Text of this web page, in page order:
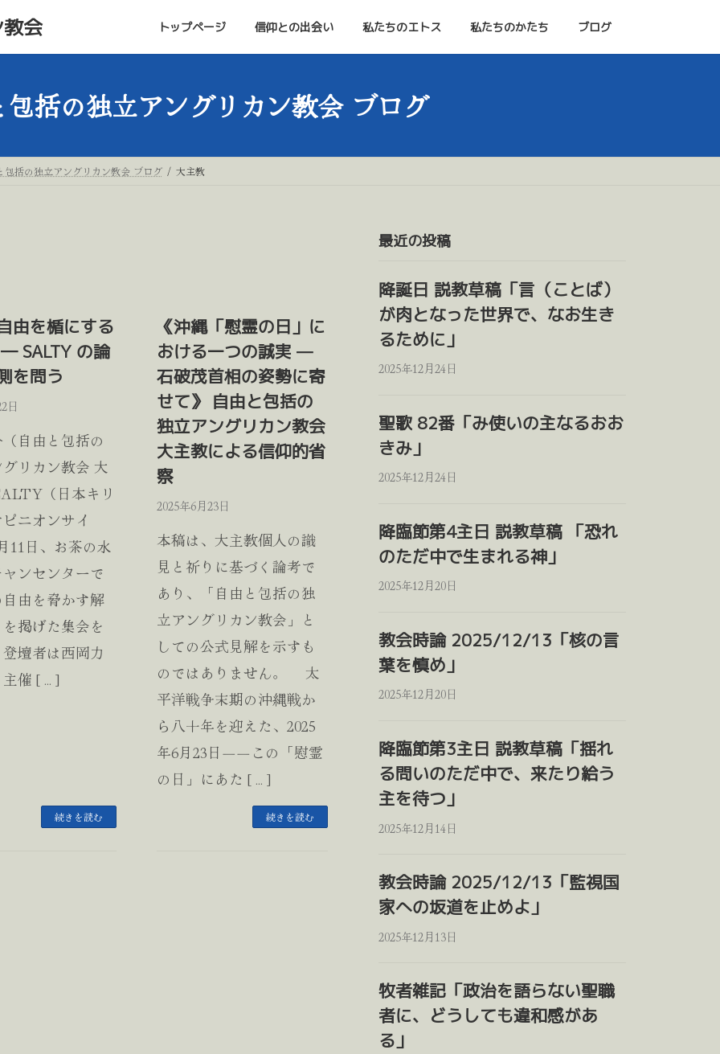
会 トップページ 信仰との出会い 私たちのエトス 私たちのかたち ブログ
包括の独立アングリカン教会 ブログ
包括の独立アングリカン教会 ブログ 大主教
由を楯にする
SALTY の論
を問う
日
自由と包括の
リカン教会 大
（日本キリ
ニオンサイ
11日、お茶の水
ンセンターで
自由を脅かす解
掲げた集会を
壇者は西岡力
主催 […]
続きを読む
《沖縄「慰霊の日」に
おける一つの誠実 —
石破茂首相の姿勢に寄
せて》 自由と包括の
独立アングリカン教会
大主教による信仰的省
察
2025年6月23日
本稿は、大主教個人の識
見と祈りに基づく論考で
あり、「自由と包括の独
立アングリカン教会」と
しての公式見解を示すも
のではありません。 太
平洋戦争末期の沖縄戦か
ら八十年を迎えた、2025
年6月23日――この「慰霊
の日」にあた […]
続きを読む
最近の投稿
降誕日 説教草稿「言（ことば）
が肉となった世界で、なお生き
るために」
2025年12月24日
聖歌 82番「み使いの主なるおお
きみ」
2025年12月24日
降臨節第4主日 説教草稿 「恐れ
のただ中で生まれる神」
2025年12月20日
教会時論 2025/12/13「核の言
葉を慎め」
2025年12月20日
降臨節第3主日 説教草稿「揺れ
る問いのただ中で、来たり給う
主を待つ」
2025年12月14日
教会時論 2025/12/13「監視国
家への坂道を止めよ」
2025年12月13日
牧者雑記「政治を語らない聖職
者に、どうしても違和感があ
る」